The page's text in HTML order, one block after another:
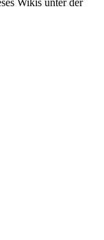
Wikis unter der